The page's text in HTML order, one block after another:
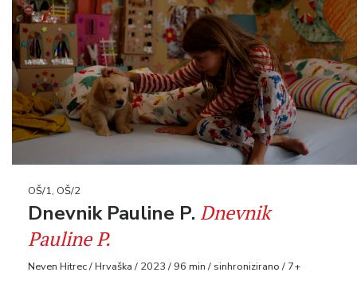
OŠ/1, OŠ/2
Dnevnik Pauline P. Dnevnik
Pauline P.
Neven Hitrec / Hrvaška / 2023 / 96 min / sinhronizirano / 7+